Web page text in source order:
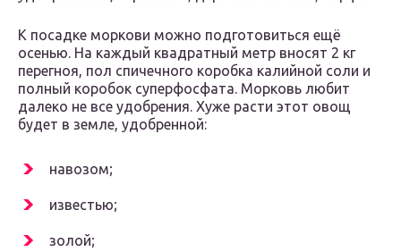
К посадке моркови можно подготовиться ещё
осенью. На каждый квадратный метр вносят 2 кг
перегноя, пол спичечного коробка калийной соли и
полный коробок суперфосфата. Морковь любит
далеко не все удобрения. Хуже расти этот овощ
будет в земле, удобренной:
навозом;
известью;
золой;